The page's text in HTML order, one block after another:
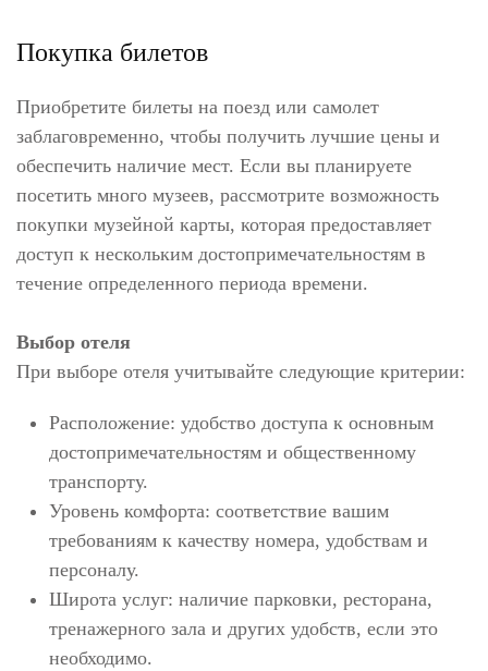
Покупка билетов
Приобретите билеты на поезд или самолет
заблаговременно, чтобы получить лучшие цены и
обеспечить наличие мест. Если вы планируете
посетить много музеев, рассмотрите возможность
покупки музейной карты, которая предоставляет
доступ к нескольким достопримечательностям в
течение определенного периода времени.
Выбор отеля
При выборе отеля учитывайте следующие критерии:
Расположение: удобство доступа к основным
достопримечательностям и общественному
транспорту.
Уровень комфорта: соответствие вашим
требованиям к качеству номера, удобствам и
персоналу.
Широта услуг: наличие парковки, ресторана,
тренажерного зала и других удобств, если это
необходимо.